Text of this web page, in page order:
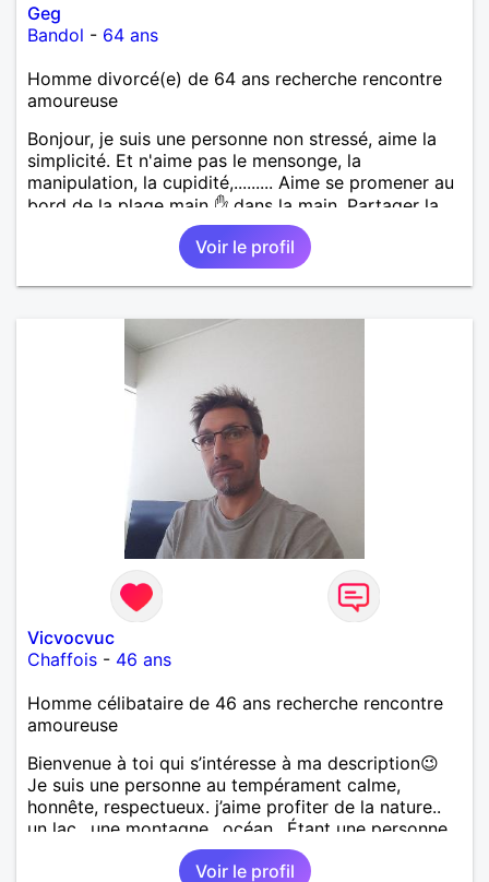
Geg
Bandol - 64 ans
Homme divorcé(e) de 64 ans recherche rencontre
amoureuse
Bonjour, je suis une personne non stressé, aime la
simplicité. Et n'aime pas le mensonge, la
manipulation, la cupidité,......... Aime se promener au
bord de la plage main ✋ dans la main. Partager la
vie. Les restos, les sorties, visiter les vieux villages
avec leurs anecdotes. Sans oublier la famille. Si une
Voir le profil
Vicvocvuc
Chaffois - 46 ans
Homme célibataire de 46 ans recherche rencontre
amoureuse
Bienvenue à toi qui s’intéresse à ma description😉
Je suis une personne au tempérament calme,
honnête, respectueux. j’aime profiter de la nature..
un lac.. une montagne.. océan.. Étant une personne
simple, je me contente de peu.. Je pratique pas mal
d’activités, randonnée, vtt, natation. moto.. etc..
Voir le profil